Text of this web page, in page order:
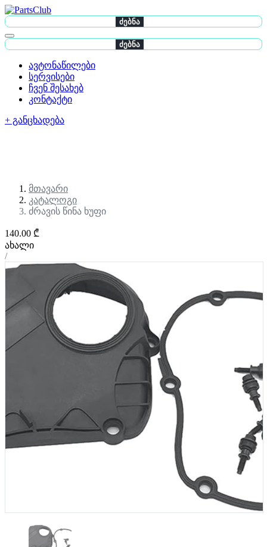
ძებნა
ძებნა
ავტონაწილები
სერვისები
ჩვენ შესახებ
კონტაქტი
+ განცხადება
მთავარი
კატალოგი
ძრავის წინა ხუფი
140.00 ₾
ახალი
/